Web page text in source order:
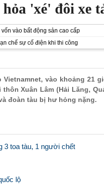
'xé' đôi xe
vốn vào bất động sản cao cấp
chế sự cố điện khi thi công
vào khoảng 21
Xuân Lâm (Hải Lăng,
đoàn tàu bị hư hỏng nặng.
3 toa tàu, 1 người chết
lộ